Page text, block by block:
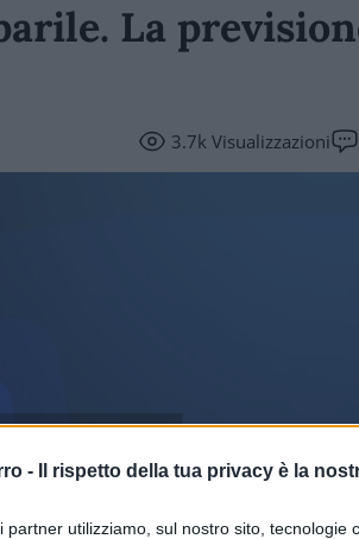
- Il rispetto della tua privacy è la
partner utilizziamo, sul nostro sito, tecnologie
La
3.7kVisualizzazioni
ENERGIA